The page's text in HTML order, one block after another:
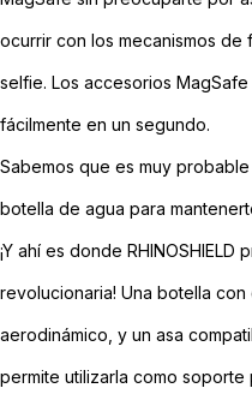
ocurrir con los mecanismos de
selfie. Los accesorios
fácilmente en un segundo.
Sabemos que es muy
botella de agua para
¡Y ahí es donde RHINOSHIELD
revolucionaria! Una botella con
aerodinámico, y un asa
permite utilizarla como soporte